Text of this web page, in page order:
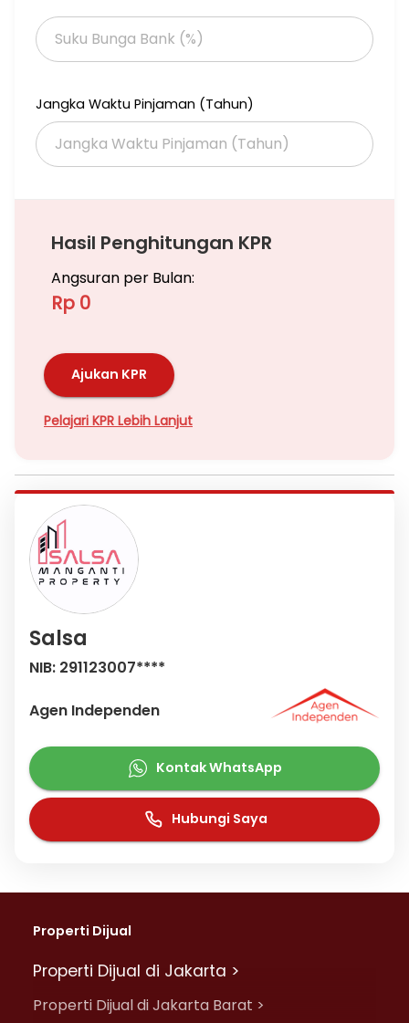
Carport: 1
Hadap: Barat Laut
SERTIPIKAT: SHM
Jangka Waktu Pinjaman (Tahun)
Hasil Penghitungan KPR
Angsuran per Bulan:
Rp 0
Ajukan KPR
Pelajari KPR Lebih Lanjut
Salsa
NIB: 291123007****
Agen Independen
Kontak WhatsApp
Hubungi Saya
Properti Dijual
Properti Dijual di Jakarta >
Properti Dijual di Jakarta Barat >